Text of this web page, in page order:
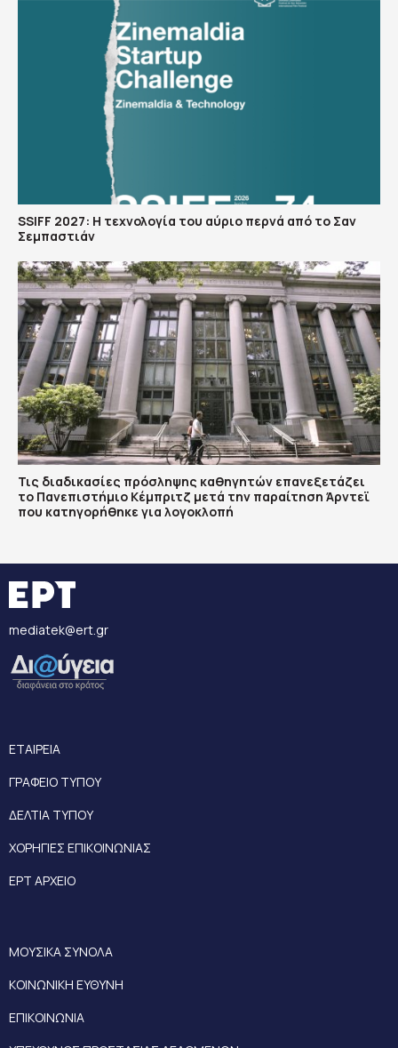
SSIFF 2027: Η τεχνολογία του αύριο περνά από το Σαν
Σεμπαστιάν
Τις διαδικασίες πρόσληψης καθηγητών επανεξετάζει
το Πανεπιστήμιο Κέμπριτζ μετά την παραίτηση Άρντεϊ
που κατηγορήθηκε για λογοκλοπή
mediatek@ert.gr
ΕΤΑΙΡΕΙΑ
ΓΡΑΦΕΙΟ ΤΥΠΟΥ
ΔΕΛΤΙΑ ΤΥΠΟΥ
ΧΟΡΗΓΙΕΣ ΕΠΙΚΟΙΝΩΝΙΑΣ
ΕΡΤ ΑΡΧΕΙΟ
ΜΟΥΣΙΚΑ ΣΥΝΟΛΑ
ΚΟΙΝΩΝΙΚΗ ΕΥΘΥΝΗ
ΕΠΙΚΟΙΝΩΝΙΑ